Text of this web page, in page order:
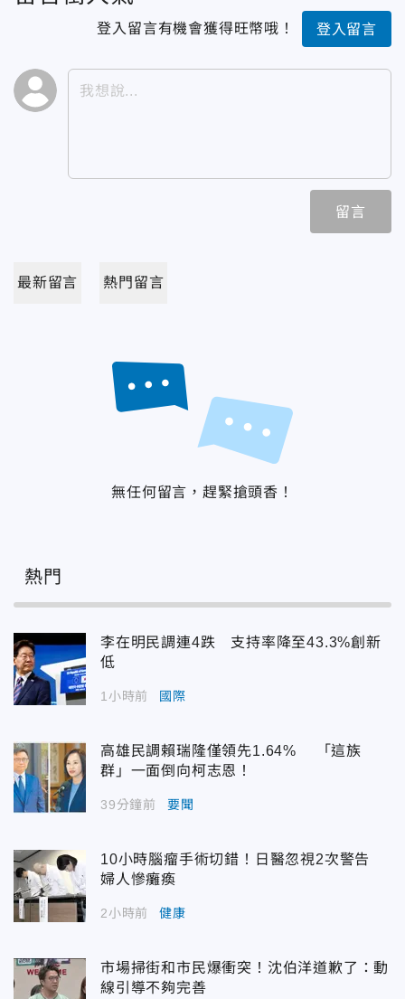
登入留言有機會獲得旺幣哦！ 登入留言
留言
最新留言 熱門留言
無任何留言，趕緊搶頭香！
熱門
李在明民調連4跌 支持率降至43.3%創新
低
1小時前 國際
高雄民調賴瑞隆僅領先1.64% 「這族
群」一面倒向柯志恩！
39分鐘前 要聞
10小時腦瘤手術切錯！日醫忽視2次警告
婦人慘癱瘓
2小時前 健康
市場掃街和市民爆衝突！沈伯洋道歉了：動
線引導不夠完善